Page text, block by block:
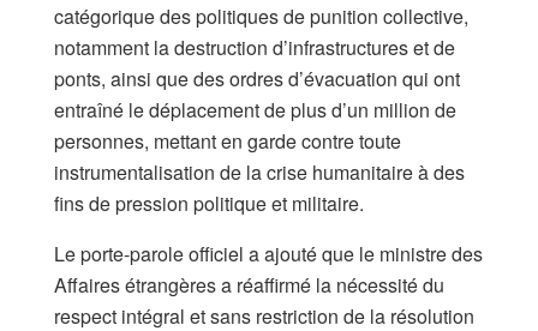
catégorique des politiques de punition collective,
notamment la destruction d’infrastructures et de
ponts, ainsi que des ordres d’évacuation qui ont
entraîné le déplacement de plus d’un million de
personnes, mettant en garde contre toute
instrumentalisation de la crise humanitaire à des
fins de pression politique et militaire.
Le porte-parole officiel a ajouté que le ministre des
Affaires étrangères a réaffirmé la nécessité du
respect intégral et sans restriction de la résolution